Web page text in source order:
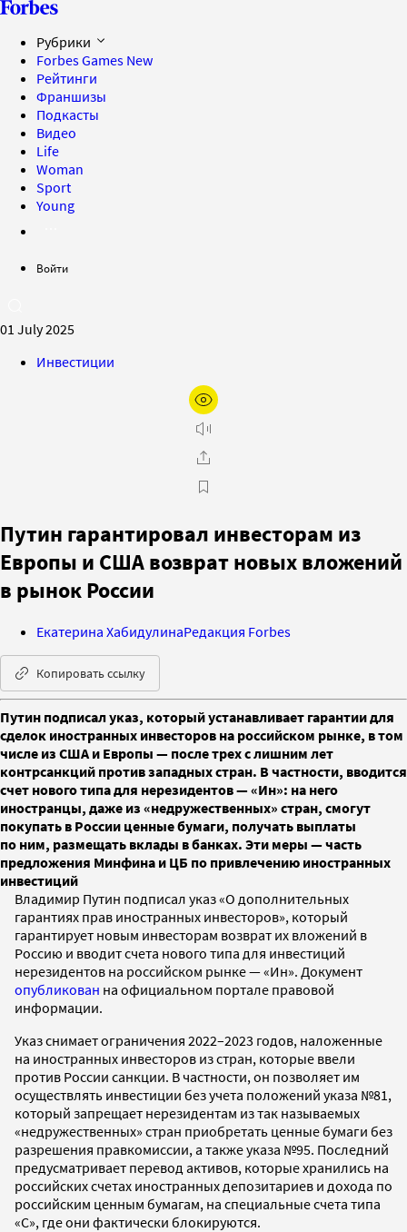
Рубрики
Forbes Games New
Рейтинги
Франшизы
Подкасты
Видео
Life
Woman
Sport
Young
Войти
01 July 2025
Инвестиции
Путин гарантировал инвесторам из
Европы и США возврат новых вложений
в рынок России
Екатерина ХабидулинаРедакция Forbes
Копировать ссылку
Путин подписал указ, который устанавливает гарантии для
сделок иностранных инвесторов на российском рынке, в том
числе из США и Европы — после трех с лишним лет
контрсанкций против западных стран. В частности, вводится
счет нового типа для нерезидентов — «Ин»: на него
иностранцы, даже из «недружественных» стран, смогут
покупать в России ценные бумаги, получать выплаты
по ним, размещать вклады в банках. Эти меры — часть
предложения Минфина и ЦБ по привлечению иностранных
инвестиций
Владимир Путин подписал указ «О дополнительных
гарантиях прав иностранных инвесторов», который
гарантирует новым инвесторам возврат их вложений в
Россию и вводит счета нового типа для инвестиций
нерезидентов на российском рынке — «Ин». Документ
опубликован на официальном портале правовой
информации.
Указ снимает ограничения 2022–2023 годов, наложенные
на иностранных инвесторов из стран, которые ввели
против России санкции. В частности, он позволяет им
осуществлять инвестиции без учета положений указа №81,
который запрещает нерезидентам из так называемых
«недружественных» стран приобретать ценные бумаги без
разрешения правкомиссии, а также указа №95. Последний
предусматривает перевод активов, которые хранились на
российских счетах иностранных депозитариев и дохода по
российским ценным бумагам, на специальные счета типа
«С», где они фактически блокируются.